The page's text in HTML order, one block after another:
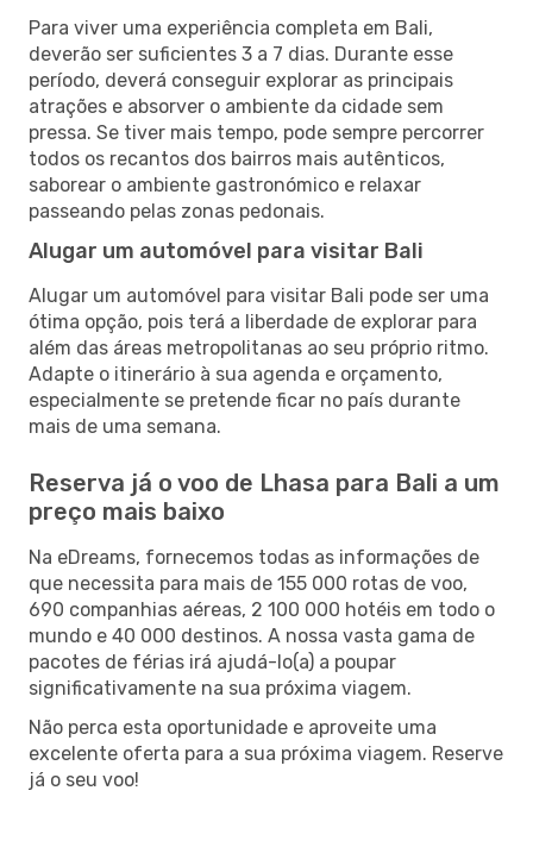
Para viver uma experiência completa em Bali,
deverão ser suficientes 3 a 7 dias. Durante esse
período, deverá conseguir explorar as principais
atrações e absorver o ambiente da cidade sem
pressa. Se tiver mais tempo, pode sempre percorrer
todos os recantos dos bairros mais autênticos,
saborear o ambiente gastronómico e relaxar
passeando pelas zonas pedonais.
Alugar um automóvel para visitar Bali
Alugar um automóvel para visitar Bali pode ser uma
ótima opção, pois terá a liberdade de explorar para
além das áreas metropolitanas ao seu próprio ritmo.
Adapte o itinerário à sua agenda e orçamento,
especialmente se pretende ficar no país durante
mais de uma semana.
Reserva já o voo de Lhasa para Bali a um
preço mais baixo
Na eDreams, fornecemos todas as informações de
que necessita para mais de 155 000 rotas de voo,
690 companhias aéreas, 2 100 000 hotéis em todo o
mundo e 40 000 destinos. A nossa vasta gama de
pacotes de férias irá ajudá-lo(a) a poupar
significativamente na sua próxima viagem.
Não perca esta oportunidade e aproveite uma
excelente oferta para a sua próxima viagem. Reserve
já o seu voo!